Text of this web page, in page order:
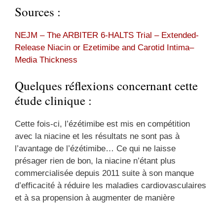
Sources :
NEJM – The ARBITER 6-HALTS Trial – Extended-
Release Niacin or Ezetimibe and Carotid Intima–
Media Thickness
Quelques réflexions concernant cette
étude clinique :
Cette fois-ci, l’ézétimibe est mis en compétition
avec la niacine et les résultats ne sont pas à
l’avantage de l’ézétimibe… Ce qui ne laisse
présager rien de bon, la niacine n’étant plus
commercialisée depuis 2011 suite à son manque
d’efficacité à réduire les maladies cardiovasculaires
et à sa propension à augmenter de manière